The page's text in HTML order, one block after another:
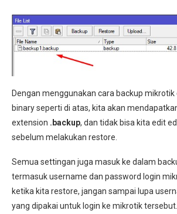
Dengan menggunakan cara backup
binary seperti di atas, kita akan
extension .backup, dan tidak bisa kita edit
sebelum melakukan restore.
Semua settingan juga masuk ke dalam
termasuk username dan password login
ketika kita restore, jangan sampai lupa
yang dipakai untuk login ke mikrotik tersebut.